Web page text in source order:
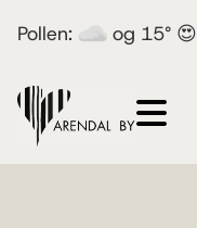
Pollen: og 15° 😍